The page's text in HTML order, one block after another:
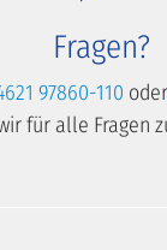
Fragen?
97860-110 oder
für alle Fragen